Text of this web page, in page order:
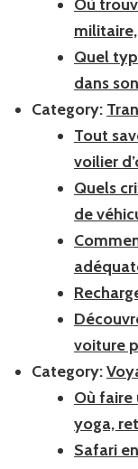
Où
Quel
dans
Category:
Tout
voilier
Quels
de
voiture
Category:
Où faire
yoga,
Safari